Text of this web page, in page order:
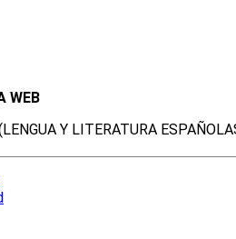
WEB
Y LITERATURA